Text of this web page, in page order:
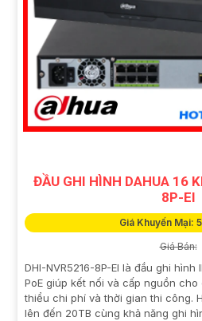
ĐẦU GHI HÌNH DAHUA 16
8P-EI
Giá Khuyến Mại:
Giá Bán:
DHI-NVR5216-8P-EI là đầu ghi
PoE giúp kết nối và cấp nguồn
thiểu chi phí và thời gian thi công.
lên đến 20TB cùng khả năng ghi